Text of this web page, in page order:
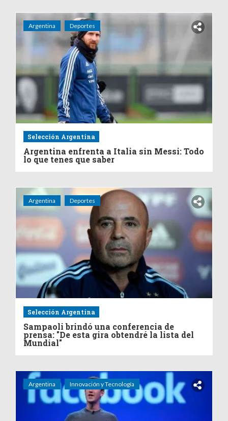
Argentina Deportes
Selección Argentina
Argentina enfrenta a Italia sin Messi: Todo
lo que tenes que saber
Argentina Deportes
Selección Argentina
Sampaoli brindó una conferencia de
prensa: "De esta gira obtendré la lista del
Mundial"
Argentina Innovación y Tecnología